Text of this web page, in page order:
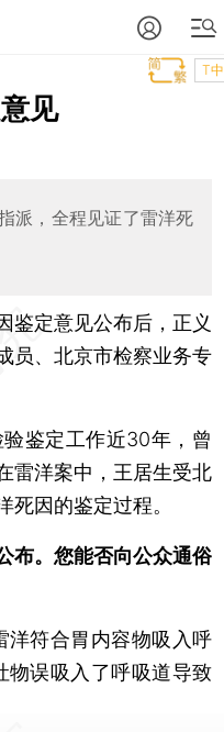
T中
见
派，全程见证了雷洋死
鉴定意见公布后，正义
员、北京市检察业务专
鉴定工作近30年，曾
雷洋案中，王居生受北
因的鉴定过程。
。您能否向公众通俗
洋符合胃内容物吸入呼
物误吸入了呼吸道导致